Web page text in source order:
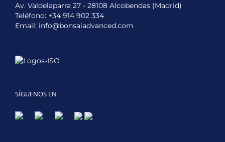
Av. Valdelaparra 27 - 28108 Alcobendas (Madrid)
Teléfono: +34 914 902 334
Email: info@bonsaiadvanced.com
SÍGUENOS EN